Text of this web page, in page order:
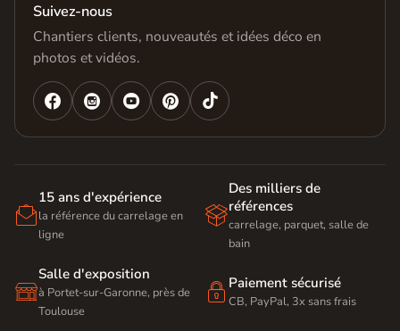
Suivez-nous
Chantiers clients, nouveautés et idées déco en
photos et vidéos.
   

15 ans d'expérience
la référence du carrelage en
ligne

Des milliers de
références
carrelage, parquet, salle de
bain

Salle d'exposition
à Portet-sur-Garonne, près de
Toulouse
 Paiement sécurisé
CB, PayPal, 3x sans frais